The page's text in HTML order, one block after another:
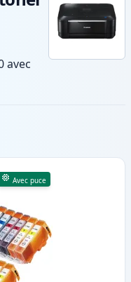
avec
Avec puce